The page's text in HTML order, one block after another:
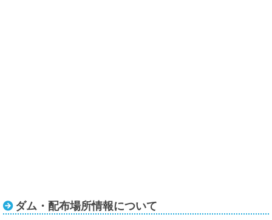
ダム・配布場所情報について